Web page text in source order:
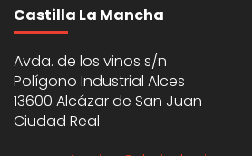
Castilla La Mancha
Avda. de los vinos s/n
Polígono Industrial Alces
13600 Alcázar de San Juan
Ciudad Real